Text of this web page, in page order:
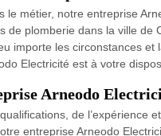
le métier, notre entreprise
de plomberie dans la ville
importe les circonstances
Electricité est à votre
Arneodo
de l’expérience
entreprise Arneodo